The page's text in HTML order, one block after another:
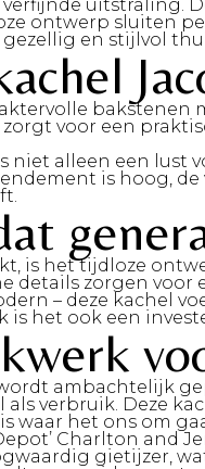
uitstraling.
ontwerp sluiten
en stijlvol
voor een
niet alleen een lust
is hoog,
is het tijdloze
details zorgen
– deze kachel
het ook een
ambachtelijk
als verbruik. Deze
waar het ons om
Charlton
gietijzer,